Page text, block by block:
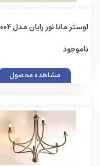
لوستر مانا نور رایان مدل 9004
ناموجود
مشاهده محصول